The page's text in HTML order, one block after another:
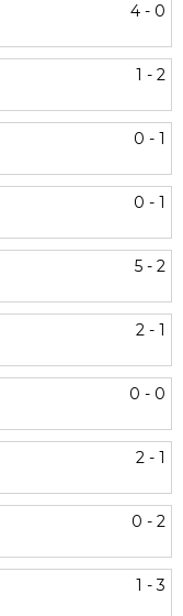
4 - 0
1 - 2
0 - 1
0 - 1
5 - 2
2 - 1
0 - 0
2 - 1
0 - 2
1 - 3